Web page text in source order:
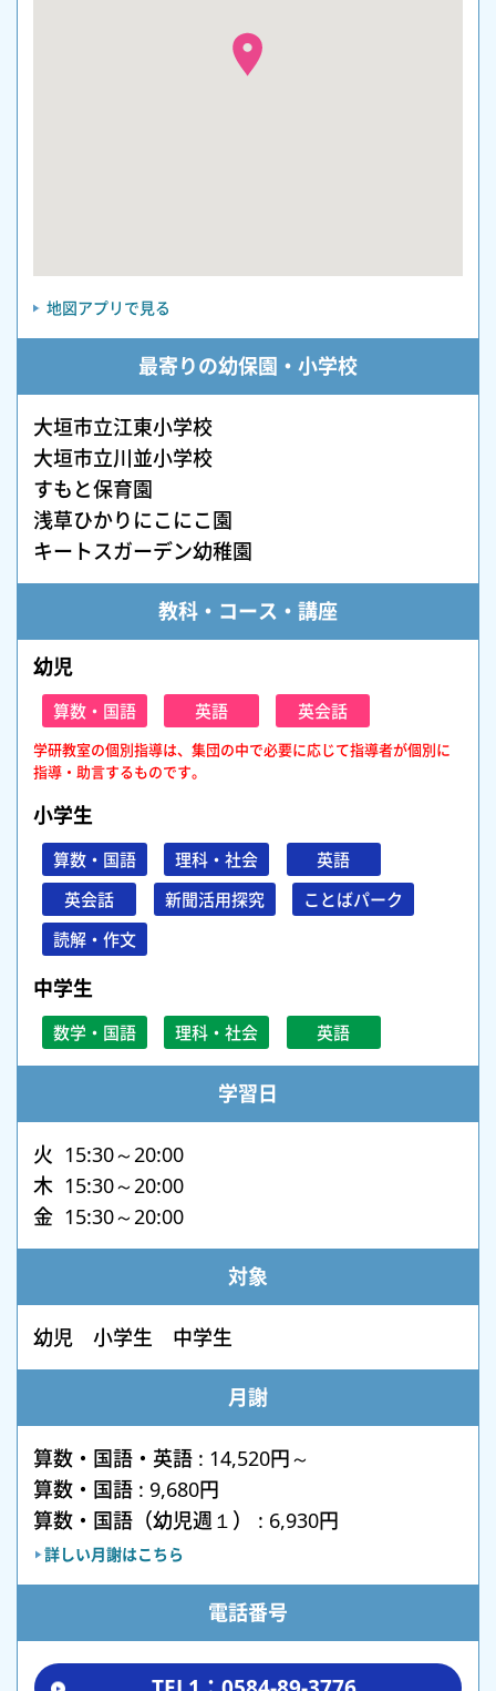
地図アプリで見る
最寄りの幼保園・小学校
大垣市立江東小学校
大垣市立川並小学校
すもと保育園
浅草ひかりにこにこ園
キートスガーデン幼稚園
教科・コース・講座
幼児
算数・国語 英語 英会話
学研教室の個別指導は、集団の中で必要に応じて指導者が個別に
指導・助言するものです。
小学生
算数・国語 理科・社会
英語
英会話
新聞活用探究
ことばパーク
読解・作文
中学生
数学・国語 理科・社会 英語
学習日
火 15:30～20:00
木 15:30～20:00
金 15:30～20:00
対象
幼児 小学生 中学生
月謝
算数・国語・英語 : 14,520円～
算数・国語 : 9,680円
算数・国語（幼児週１） : 6,930円
詳しい月謝はこちら
電話番号